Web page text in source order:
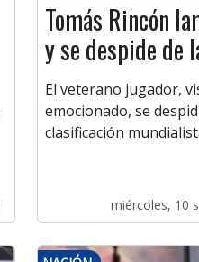
Tomás Rincón
y se despide de
El veterano jugador,
emocionado, se
clasificación
miércoles, 10